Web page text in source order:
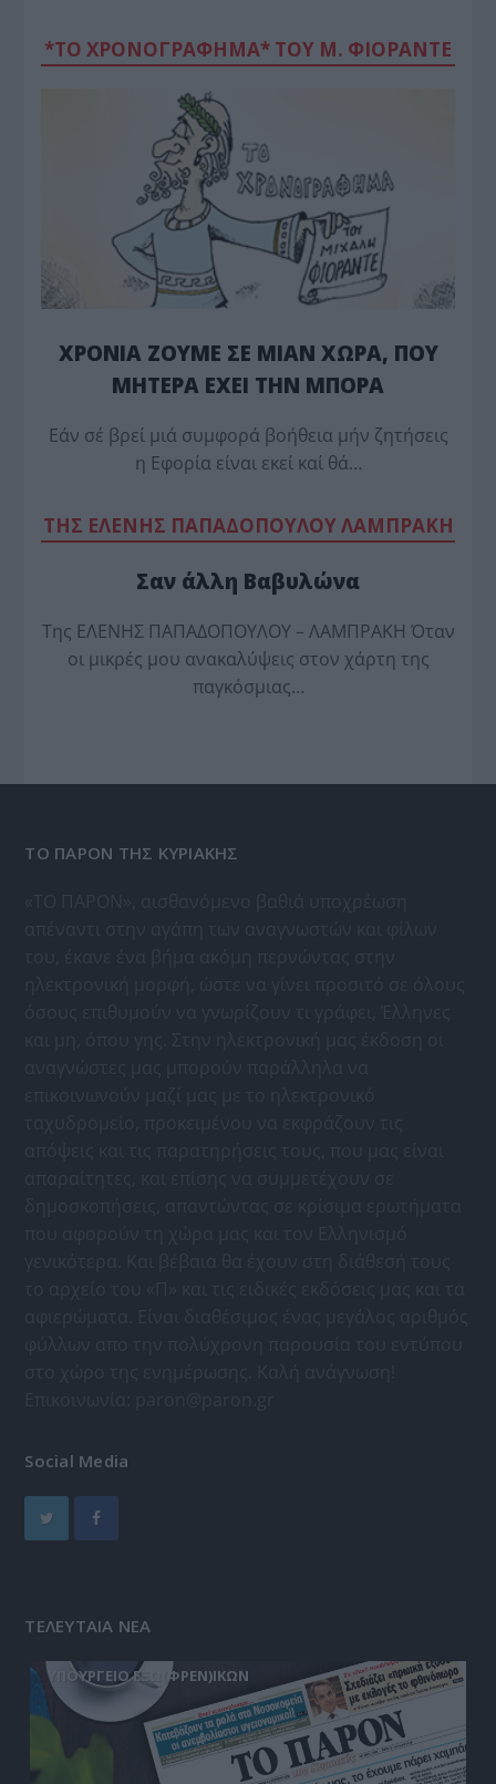
*ΤΟ ΧΡΟΝΟΓΡΑΦΗΜΑ* ΤΟΥ Μ. ΦΙΟΡΆΝΤΕ
ΧΡΟΝΙΑ ΖΟΥΜΕ ΣΕ ΜΙΑΝ ΧΩΡΑ, ΠΟΥ
ΜΗΤΕΡΑ ΕΧΕΙ ΤΗΝ ΜΠΟΡΑ
Εάν σέ βρεί μιά συμφορά βοήθεια μήν ζητήσεις
η Εφορία είναι εκεί καί θά…
TΗΣ ΕΛΕΝΗΣ ΠΑΠΑΔΟΠΟΥΛΟΥ ΛΑΜΠΡΑΚΗ
Σαν άλλη Βαβυλώνα
Της ΕΛΕΝΗΣ ΠΑΠΑΔΟΠΟΥΛΟΥ – ΛΑΜΠΡΑΚΗ Όταν
οι μικρές μου ανακαλύψεις στον χάρτη της
παγκόσμιας…
ΤΟ ΠΑΡΟΝ ΤΗΣ ΚΥΡΙΑΚΗΣ
Social Media
ΤΕΛΕΥΤΑΙΑ ΝΕΑ
ΥΠΟΥΡΓΕΙΟ ΕΞΩ(ΦΡΕΝ)ΙΚΩΝ